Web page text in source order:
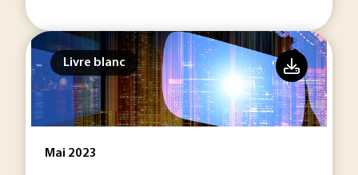
Livre blanc
Mai 2023